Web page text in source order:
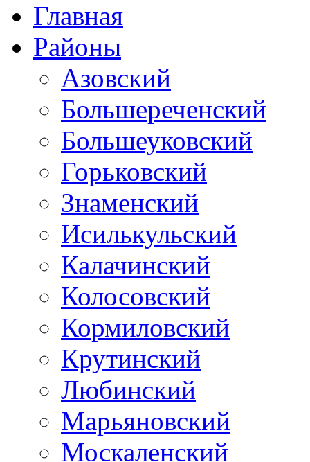
Главная
Районы
Азовский
Большереченский
Большеуковский
Горьковский
Знаменский
Исилькульский
Калачинский
Колосовский
Кормиловский
Крутинский
Любинский
Марьяновский
Москаленский